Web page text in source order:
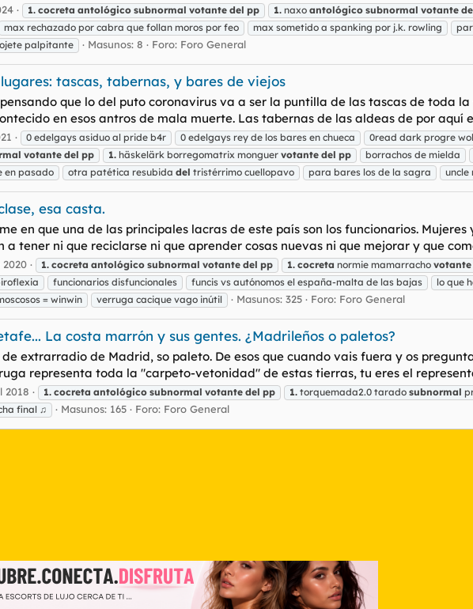
1. cocreta antológico subnormal votante del pp 1. naxo antológico subnormal votante
max rechazado por cabra que follan moros por feo max sometido a spanking por j.k. rowling
palpitante
Masunos: 8 Foro: Foro General
tascas, tabernas, y bares de viejos
que lo del puto coronavirus va a ser la puntilla de las tascas de toda
en esos antros de mala muerte. Las tabernas de las aldeas de por aquí
0 edelgays asiduo al pride b4r 0 edelgays rey de los bares en chueca
0read dark progre
votante del pp 1. häskelärk borregomatrix monguer votante del pp borrachos de mielda
en pasado
otra patética resubida del tristérrimo cuellopavo para bares los de la sagra uncle
esa casta.
en que una de las principales lacras de este país son los funcionarios.
a tener ni que reciclarse ni que aprender cosas nuevas ni que mejorar y que
2020 1. cocreta antológico subnormal votante del pp 1. cocreta normie mamarracho votante
funcionarios disfuncionales funcis vs autónomos el españa-malta de las bajas lo que
= winwin
verruga cacique vago inútil Masunos: 325 Foro: Foro General
La costa marrón y sus gentes. ¿Madrileños o paletos?
extrarradio de Madrid, so paleto. De esos que cuando vais fuera y os
representa toda la "carpeto-vetonidad" de estas tierras, tu eres el
2018 1. cocreta antológico subnormal votante del pp 1. torquemada2.0 tarado subnormal
final ♫ Masunos: 165 Foro: Foro General